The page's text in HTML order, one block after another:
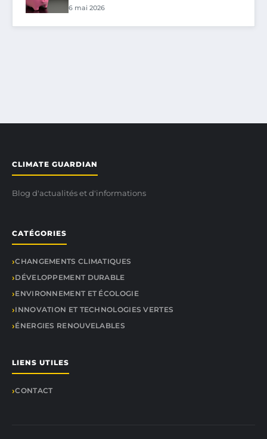
6 mai 2026
CLIMATE GUARDIAN
Blog d'actualités et d'informations
CATÉGORIES
CHANGEMENTS CLIMATIQUES
DÉVELOPPEMENT DURABLE
ENVIRONNEMENT ET ÉCOLOGIE
INNOVATION ET TECHNOLOGIES VERTES
ÉNERGIES RENOUVELABLES
LIENS UTILES
CONTACT